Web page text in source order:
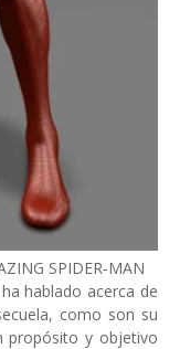
SPIDER-MAN
hablado acerca de
como son su
propósito y objetivo